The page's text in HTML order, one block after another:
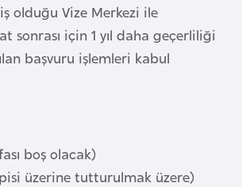
olduğu Vize Merkezi ile
sonrası için 1 yıl daha geçerliliği
başvuru işlemleri kabul
boş olacak)
üzerine tutturulmak üzere)